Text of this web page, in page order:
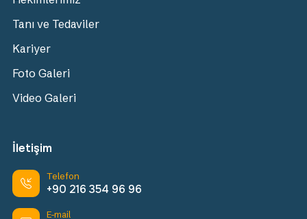
Tanı ve Tedaviler
Kariyer
Foto Galeri
Video Galeri
İletişim
Telefon
+90 216 354 96 96
E-mail